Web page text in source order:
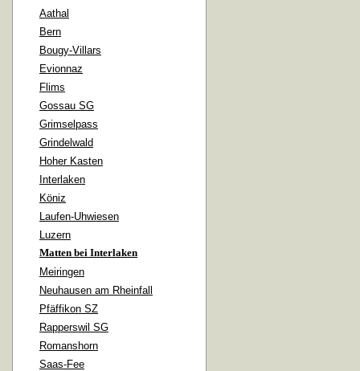
Aathal
Bern
Bougy-Villars
Evionnaz
Flims
Gossau SG
Grimselpass
Grindelwald
Hoher Kasten
Interlaken
Köniz
Laufen-Uhwiesen
Luzern
Matten bei Interlaken
Meiringen
Neuhausen am Rheinfall
Pfäffikon SZ
Rapperswil SG
Romanshorn
Saas-Fee